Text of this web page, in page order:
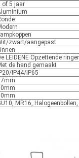
of 5 jaar
zwart/aangepast
LEIDENE Opzettende
de hand gemaakt
IP20/IP44/IP65
MR16,